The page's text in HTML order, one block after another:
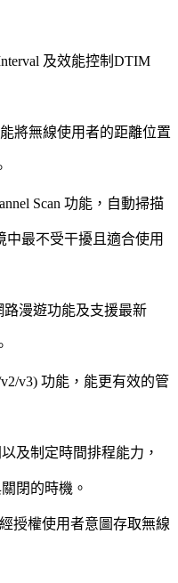
及效能控制DTIM
將無線使用者的距離位置
Scan 功能，自動掃描
最不受干擾且適合使用
路漫遊功能及支援最新
v3) 功能，能更有效的管
及制定時間排程能力，
閉的時機。
授權使用者意圖存取無線